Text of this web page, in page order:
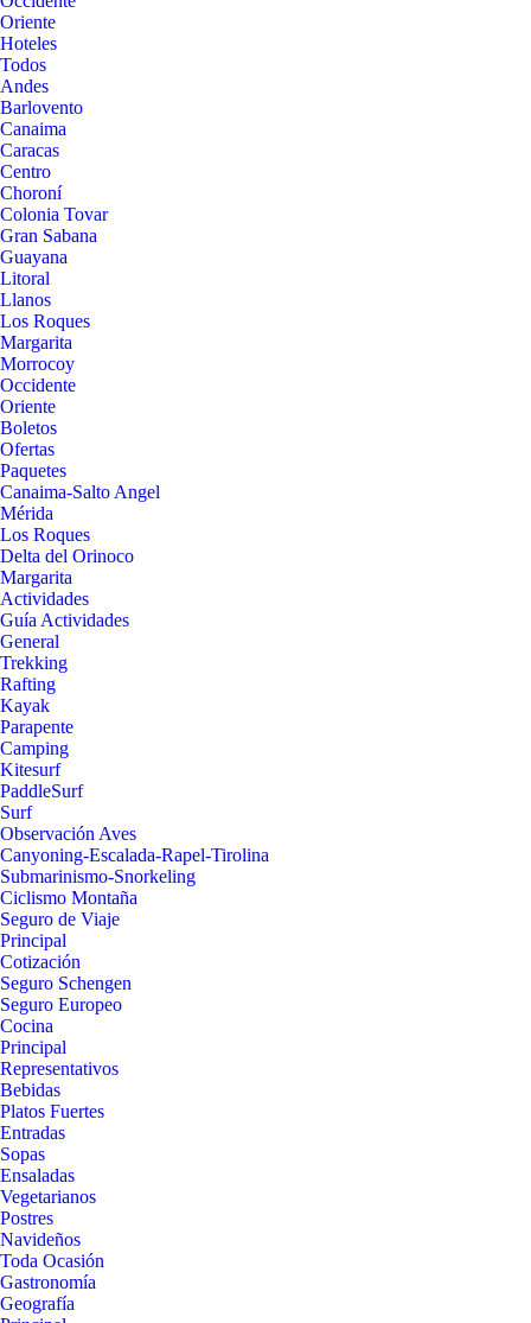
Oriente
Hoteles
Todos
Andes
Barlovento
Canaima
Caracas
Centro
Choroní
Colonia Tovar
Gran Sabana
Guayana
Litoral
Llanos
Los Roques
Margarita
Morrocoy
Occidente
Oriente
Boletos
Ofertas
Paquetes
Canaima-Salto Angel
Mérida
Los Roques
Delta del Orinoco
Margarita
Actividades
Guía Actividades
General
Trekking
Rafting
Kayak
Parapente
Camping
Kitesurf
PaddleSurf
Surf
Observación Aves
Canyoning-Escalada-Rapel-Tirolina
Submarinismo-Snorkeling
Ciclismo Montaña
Seguro de Viaje
Principal
Cotización
Seguro Schengen
Seguro Europeo
Cocina
Principal
Representativos
Bebidas
Platos Fuertes
Entradas
Sopas
Ensaladas
Vegetarianos
Postres
Navideños
Toda Ocasión
Gastronomía
Geografía